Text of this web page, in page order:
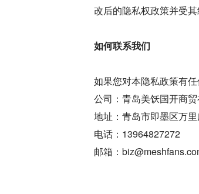
改后的隐私权政策并受其
如何联系我们
如果您对本隐私政策有
公司：青岛美饫国开商
地址：青岛市即墨区万
电话：13964827272
邮箱：